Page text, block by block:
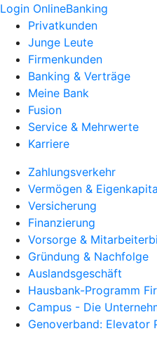
Login OnlineBanking
Privatkunden
Junge Leute
Firmenkunden
Banking & Verträge
Meine Bank
Fusion
Service & Mehrwerte
Karriere
Zahlungsverkehr
Vermögen &
Versicherung
Finanzierung
Vorsorge &
Gründung & Nachfolge
Auslandsgeschäft
Hausbank-Programm
Campus - Die
Genoverband: Elevator